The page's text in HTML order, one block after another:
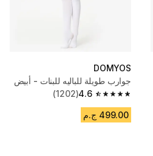
DOMYOS
جوارب طويلة للباليه للبنات - أبيض
4.6
4.6 out of 5 stars from 1202 reviews
(1202)
499.00 ج.م